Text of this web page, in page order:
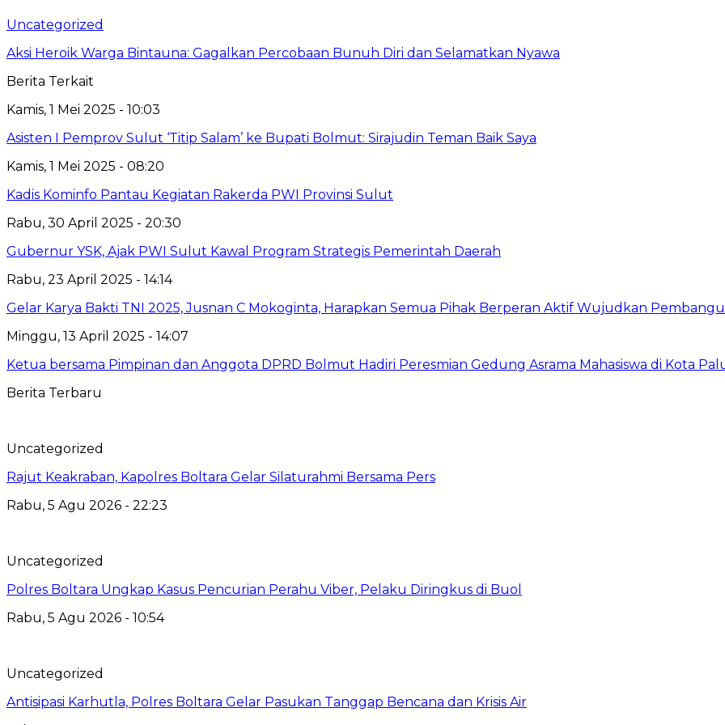
Uncategorized
Aksi Heroik Warga Bintauna: Gagalkan Percobaan Bunuh Diri dan Selamatkan Nyawa
Berita Terkait
Kamis, 1 Mei 2025 - 10:03
Asisten I Pemprov Sulut ‘Titip Salam’ ke Bupati Bolmut: Sirajudin Teman Baik Saya
Kamis, 1 Mei 2025 - 08:20
Kadis Kominfo Pantau Kegiatan Rakerda PWI Provinsi Sulut
Rabu, 30 April 2025 - 20:30
Gubernur YSK, Ajak PWI Sulut Kawal Program Strategis Pemerintah Daerah
Rabu, 23 April 2025 - 14:14
Gelar Karya Bakti TNI 2025, Jusnan C Mokoginta, Harapkan Semua Pihak Berperan Aktif Wujudkan
Minggu, 13 April 2025 - 14:07
Ketua bersama Pimpinan dan Anggota DPRD Bolmut Hadiri Peresmian Gedung Asrama Mahasiswa di Kota
Berita Terbaru
Uncategorized
Rajut Keakraban, Kapolres Boltara Gelar Silaturahmi Bersama Pers
Rabu, 5 Agu 2026 - 22:23
Uncategorized
Polres Boltara Ungkap Kasus Pencurian Perahu Viber, Pelaku Diringkus di Buol
Rabu, 5 Agu 2026 - 10:54
Uncategorized
Antisipasi Karhutla, Polres Boltara Gelar Pasukan Tanggap Bencana dan Krisis Air